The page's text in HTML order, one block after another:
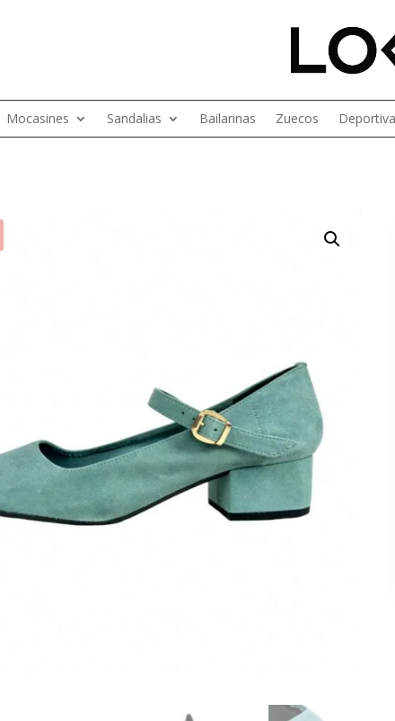
Mocasines Sandalias Bailarinas Zuecos